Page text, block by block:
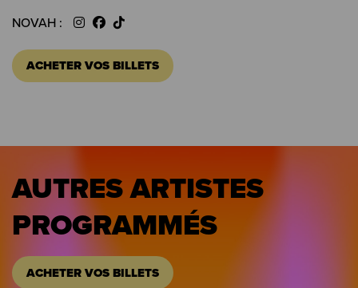
NOVAH :
ACHETER VOS BILLETS
AUTRES ARTISTES
PROGRAMMÉS
ACHETER VOS BILLETS